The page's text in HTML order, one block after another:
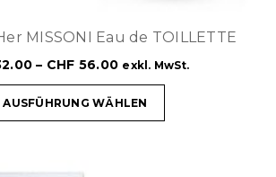
MISSONI Eau de TOILLETTE
– CHF 56.00 exkl. MwSt.
AUSFÜHRUNG WÄHLEN